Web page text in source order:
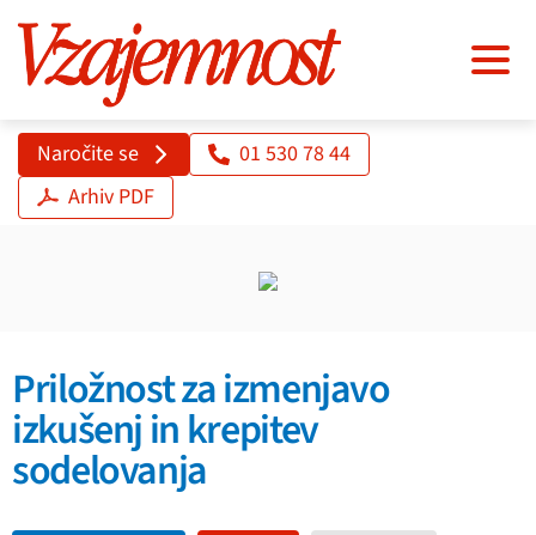
Naročite se
01 530 78 44
Arhiv PDF
Priložnost za izmenjavo
izkušenj in krepitev
sodelovanja